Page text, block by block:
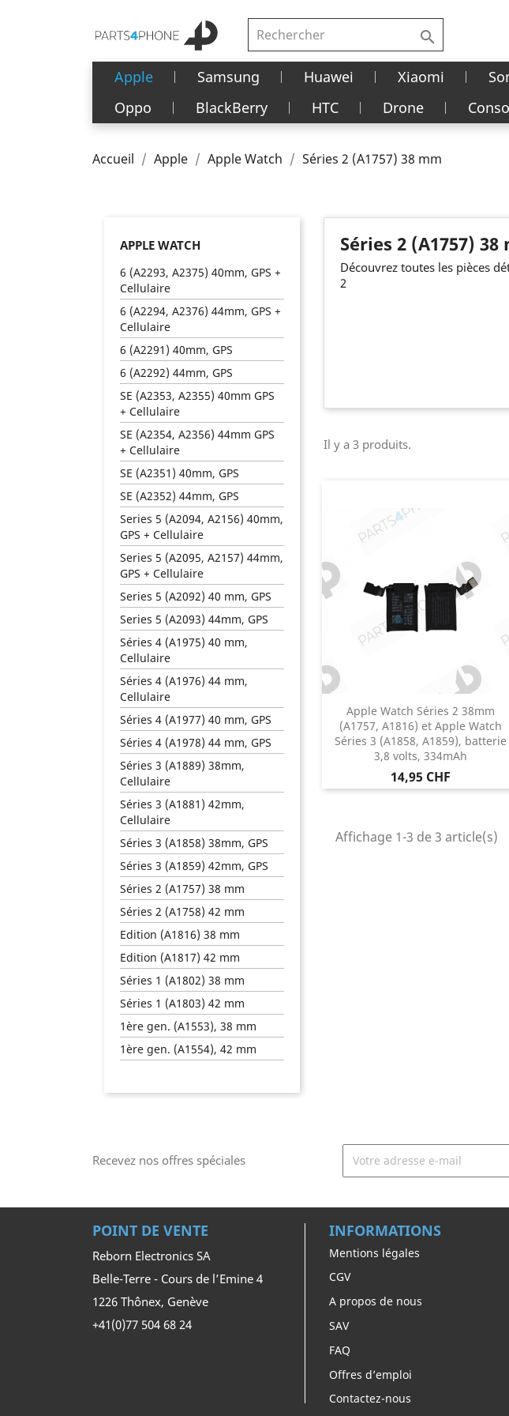

Apple Samsung Huawei Xiaomi
Oppo
BlackBerry HTC Drone
Accueil Apple Apple Watch Séries 2 (A1757) 38 mm
APPLE WATCH
6 (A2293, A2375) 40mm, GPS +
Cellulaire
6 (A2294, A2376) 44mm, GPS +
Cellulaire
6 (A2291) 40mm, GPS
6 (A2292) 44mm, GPS
SE (A2353, A2355) 40mm GPS
+ Cellulaire
SE (A2354, A2356) 44mm GPS
+ Cellulaire
SE (A2351) 40mm, GPS
SE (A2352) 44mm, GPS
Series 5 (A2094, A2156) 40mm,
GPS + Cellulaire
Series 5 (A2095, A2157) 44mm,
GPS + Cellulaire
Series 5 (A2092) 40 mm, GPS
Series 5 (A2093) 44mm, GPS
Séries 4 (A1975) 40 mm,
Cellulaire
Séries 4 (A1976) 44 mm,
Cellulaire
Séries 4 (A1977) 40 mm, GPS
Séries 4 (A1978) 44 mm, GPS
Séries 3 (A1889) 38mm,
Cellulaire
Séries 3 (A1881) 42mm,
Cellulaire
Séries 3 (A1858) 38mm, GPS
Séries 3 (A1859) 42mm, GPS
Séries 2 (A1757) 38 mm
Séries 2 (A1758) 42 mm
Edition (A1816) 38 mm
Edition (A1817) 42 mm
Séries 1 (A1802) 38 mm
Séries 1 (A1803) 42 mm
1ère gen. (A1553), 38 mm
1ère gen. (A1554), 42 mm
Séries 2 (A1757) 38
Découvrez toutes les pièces
2
Il y a 3 produits.
Apple Watch Séries 2 38mm
(A1757, A1816) et Apple Watch
Séries 3 (A1858, A1859), batterie
3,8 volts, 334mAh
Prix
14,95 CHF
Affichage 1-3 de 3 article(s)
Recevez nos offres spéciales
POINT DE VENTE
Reborn Electronics SA
Belle-Terre - Cours de l’Emine 4
1226 Thônex, Genève
+41(0)77 504 68 24
INFORMATIONS
Mentions légales
CGV
A propos de nous
SAV
FAQ
Offres d’emploi
Contactez-nous